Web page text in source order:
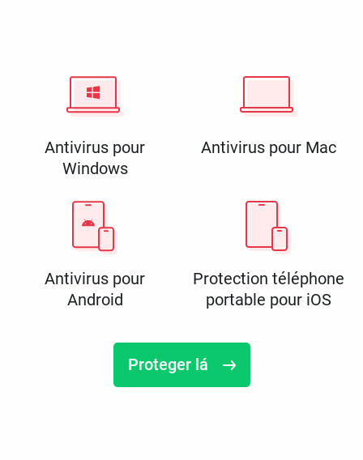
Antivirus pour
Windows
Antivirus pour Mac
Antivirus pour
Android
Protection téléphone
portable pour iOS
Proteger lá